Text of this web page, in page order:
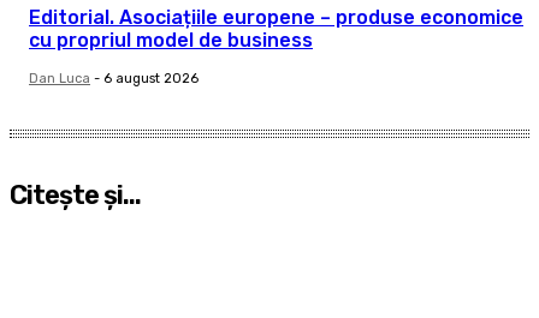
Editorial. Asociațiile europene – produse economice
cu propriul model de business
Dan Luca - 6 august 2026
Citeşte şi...